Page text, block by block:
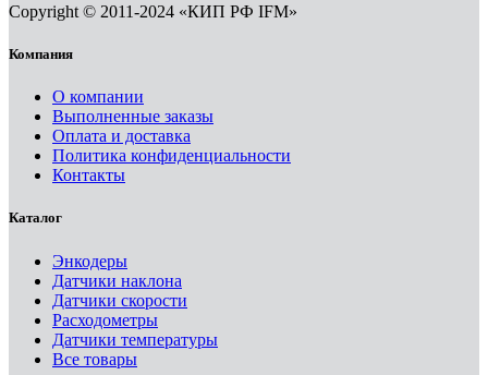
Copyright © 2011-2024 «КИП РФ IFM»
Компания
О компании
Выполненные заказы
Оплата и доставка
Политика конфиденциальности
Контакты
Каталог
Энкодеры
Датчики наклона
Датчики скорости
Расходометры
Датчики температуры
Все товары